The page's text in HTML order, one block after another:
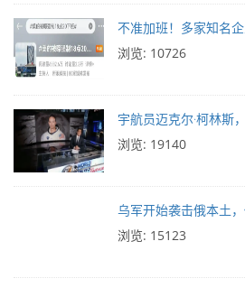
不准加班！多家知名企
浏览: 10726
宇航员迈克尔·柯林斯
浏览: 19140
乌军开始袭击俄本土
浏览: 15123